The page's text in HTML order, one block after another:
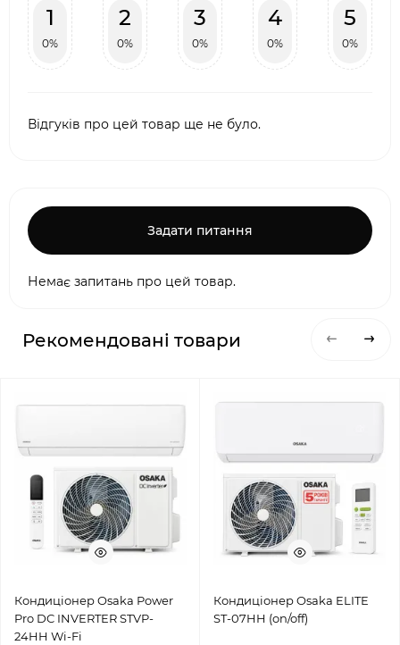
1
0%
2
0%
3
0%
4
0%
5
0%
Відгуків про цей товар ще не було.
Задати питання
Немає запитань про цей товар.
Рекомендовані товари
Кондиціонер Osaka Power
Pro DC INVERTER STVP-
24HH Wi-Fi
Кондиціонер Osaka ELITE
ST-07HH (on/off)